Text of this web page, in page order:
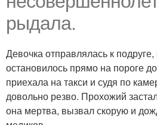
рыдала.
Девочка отправлялась к
остановилось прямо на пороге
приехала на такси и судя по
довольно резво. Прохожий
она мертва, вызвал скорую и